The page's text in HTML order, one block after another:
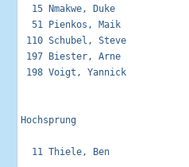
15 Nmakwe, Duke
51 Pienkos, Maik
110 Schubel, Steve
197 Biester, Arne
198 Voigt, Yannick
Hochsprung